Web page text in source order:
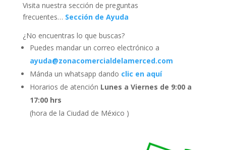
Visita nuestra sección de preguntas
frecuentes… Sección de Ayuda
¿No encuentras lo que buscas?
Puedes mandar un correo electrónico a
ayuda@zonacomercialdelamerced.com
Mánda un whatsapp dando clic en aquí
Horarios de atención Lunes a Viernes de 9:00 a
17:00 hrs
(hora de la Ciudad de México )